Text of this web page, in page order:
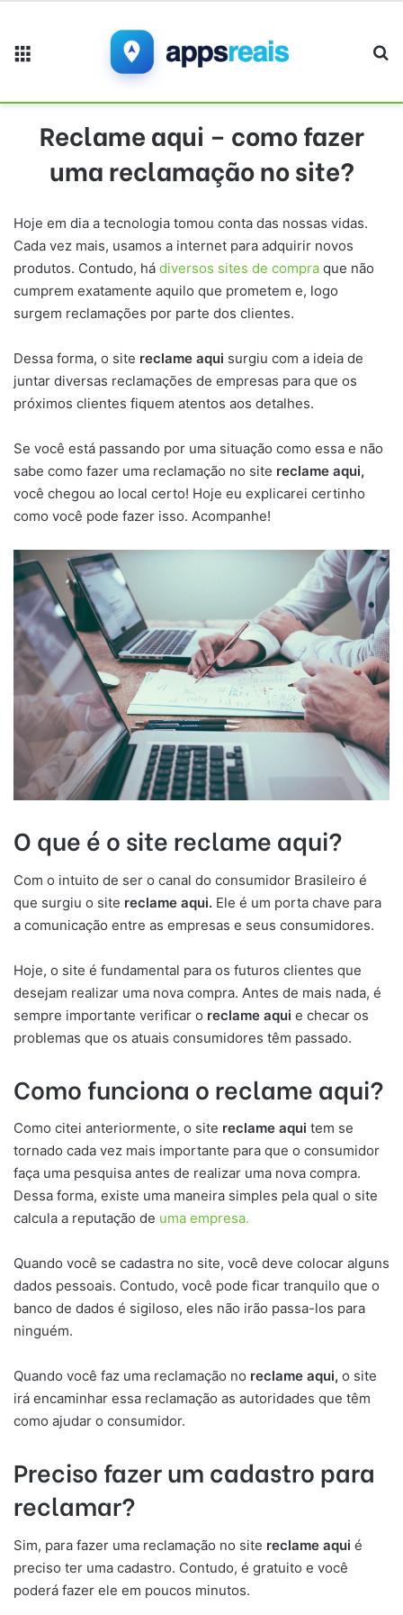
Reclame aqui – como fazer
uma reclamação no site?
Hoje em dia a tecnologia tomou conta das nossas vidas.
Cada vez mais, usamos a internet para adquirir novos
produtos. Contudo, há diversos sites de compra que não
cumprem exatamente aquilo que prometem e, logo
surgem reclamações por parte dos clientes.
Dessa forma, o site reclame aqui surgiu com a ideia de
juntar diversas reclamações de empresas para que os
próximos clientes fiquem atentos aos detalhes.
Se você está passando por uma situação como essa e não
sabe como fazer uma reclamação no site reclame aqui,
você chegou ao local certo! Hoje eu explicarei certinho
como você pode fazer isso. Acompanhe!
O que é o site reclame aqui?
Com o intuito de ser o canal do consumidor Brasileiro é
que surgiu o site reclame aqui. Ele é um porta chave para
a comunicação entre as empresas e seus consumidores.
Hoje, o site é fundamental para os futuros clientes que
desejam realizar uma nova compra. Antes de mais nada, é
sempre importante verificar o reclame aqui e checar os
problemas que os atuais consumidores têm passado.
Como funciona o reclame aqui?
Como citei anteriormente, o site reclame aqui tem se
tornado cada vez mais importante para que o consumidor
faça uma pesquisa antes de realizar uma nova compra.
Dessa forma, existe uma maneira simples pela qual o site
calcula a reputação de uma empresa.
Quando você se cadastra no site, você deve colocar alguns
dados pessoais. Contudo, você pode ficar tranquilo que o
banco de dados é sigiloso, eles não irão passa-los para
ninguém.
Quando você faz uma reclamação no reclame aqui, o site
irá encaminhar essa reclamação as autoridades que têm
como ajudar o consumidor.
Preciso fazer um cadastro para
reclamar?
Sim, para fazer uma reclamação no site reclame aqui é
preciso ter uma cadastro. Contudo, é gratuito e você
poderá fazer ele em poucos minutos.